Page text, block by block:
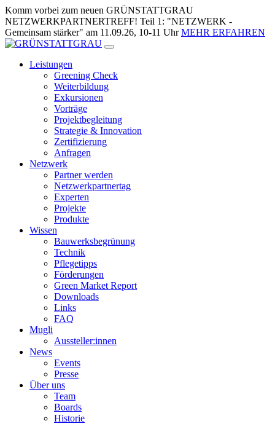
Zum
Inhalt
springen
Komm vorbei zum neuen GRÜNSTATTGRAU
NETZWERKPARTNERTREFF! Teil 1: "NETZWERK -
Gemeinsam stärker" am 11.09.26, 10-11 UhrMEHR ERFAHREN
Leistungen
Greening Check
Weiterbildung
Exkursionen
Vorträge
Projektbegleitung
Strategie & Innovation
Zertifizierung
Anfragen
Netzwerk
Partner werden
Netzwerkpartnertag
Experten
Projekte
Produkte
Wissen
Bauwerksbegrünung
Technik
Pflegetipps
Förderungen
Green Market Report
Downloads
Links
FAQ
Mugli
Aussteller:innen
News
Events
Presse
Über uns
Team
Boards
Historie